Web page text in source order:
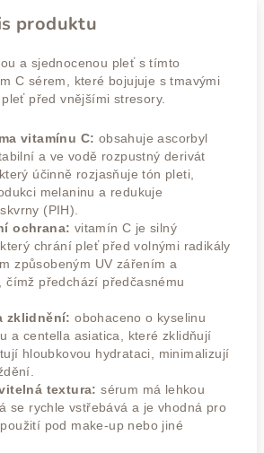
produktu
a sjednocenou pleť s tímto
C sérem, které bojujuje s tmavými
před vnějšími stresory.
vitamínu C: obsahuje ascorbyl
a ve vodě rozpustný derivát
účinně rozjasňuje tón pleti,
melaninu a redukuje
(PIH).
ochrana: vitamín C je silný
chrání pleť před volnými radikály
způsobeným UV zářením a
čímž předchází předčasnému
zklidnění: obohaceno o kyselinu
a centella asiatica, které zklidňují
hloubkovou hydrataci, minimalizují
textura: sérum má lehkou
se rychle vstřebává a je vhodná pro
pod make-up nebo jiné